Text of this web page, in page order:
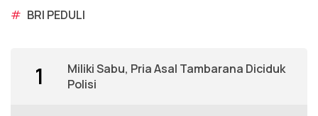
# BRI PEDULI
1
Miliki Sabu, Pria Asal Tambarana Diciduk
Polisi